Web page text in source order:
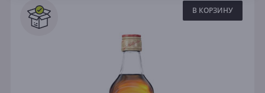
Все В КОРЗИНУ